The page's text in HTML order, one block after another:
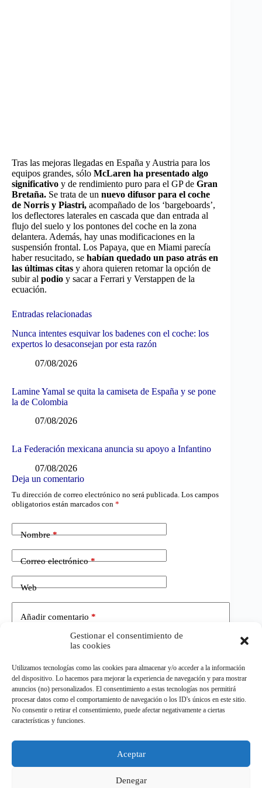
Gestionar el consentimiento de
las cookies
Utilizamos tecnologías como las cookies para almacenar y/o acceder a la información
del dispositivo. Lo hacemos para mejorar la experiencia de navegación y para mostrar
anuncios (no) personalizados. El consentimiento a estas tecnologías nos permitirá
procesar datos como el comportamiento de navegación o los ID's únicos en este sitio.
No consentir o retirar el consentimiento, puede afectar negativamente a ciertas
características y funciones.
Aceptar
Denegar
Tras las mejoras llegadas en España y Austria para los
equipos grandes, sólo McLaren ha presentado algo
significativo y de rendimiento puro para el GP de Gran
Bretaña. Se trata de un nuevo difusor para el coche
de Norris y Piastri, acompañado de los ‘bargeboards’,
los deflectores laterales en cascada que dan entrada al
flujo del suelo y los pontones del coche en la zona
delantera. Además, hay unas modificaciones en la
suspensión frontal. Los Papaya, que en Miami parecía
haber resucitado, se habían quedado un paso atrás en
las últimas citas y ahora quieren retomar la opción de
subir al podio y sacar a Ferrari y Verstappen de la
ecuación.
Entradas relacionadas
Nunca intentes esquivar los badenes con el coche: los
expertos lo desaconsejan por esta razón
07/08/2026
Lamine Yamal se quita la camiseta de España y se pone
la de Colombia
07/08/2026
La Federación mexicana anuncia su apoyo a Infantino
07/08/2026
Deja un comentario
Tu dirección de correo electrónico no será publicada. Los campos
obligatorios están marcados con *
Nombre*
Correo electrónico*
Web
Añadir comentario *
Publicar el comentario
Todos los derechos reservados.